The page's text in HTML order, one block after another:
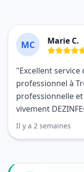
MC Marie C.
"Excellent
professionnel à
professionnelle
vivement
Il y a 2 semaines